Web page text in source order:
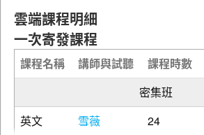
※自103年開始，錄影影片為HD高畫質
看
(器材陸續更換中，部分課程仍為一般
上課實錄之DVD影音光碟，每堂
函授學員手冊與教材核對表
贈送鼎文出版參考書 (部份課程
雲端課程明細
一次寄發課程
課程名稱 講師與試聽 課程時數
密集班
英文
雪薇 24